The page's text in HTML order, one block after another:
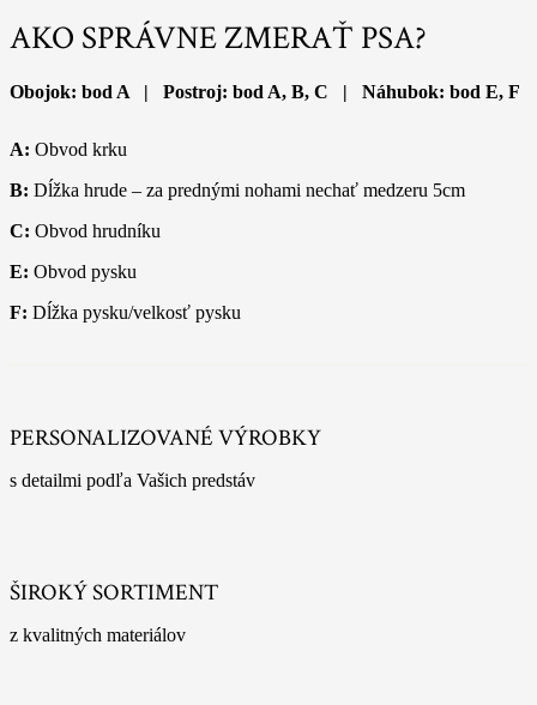
AKO SPRÁVNE ZMERAŤ PSA?
Obojok: bod A | Postroj: bod A, B, C | Náhubok: bod E, F
A: Obvod krku
B: Dĺžka hrude – za prednými nohami nechať medzeru 5cm
C: Obvod hrudníku
E: Obvod pysku
F: Dĺžka pysku/velkosť pysku
PERSONALIZOVANÉ VÝROBKY
s detailmi podľa Vašich predstáv
ŠIROKÝ SORTIMENT
z kvalitných materiálov